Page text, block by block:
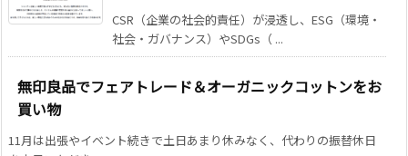
CSR（企業の社会的責任）が浸透し、ESG（環境・
社会・ガバナンス）やSDGs（ ...
無印良品でフェアトレード＆オーガニックコットンをお
買い物
11月は出張やイベント続きで土日あまり休みなく、代わりの振替休日